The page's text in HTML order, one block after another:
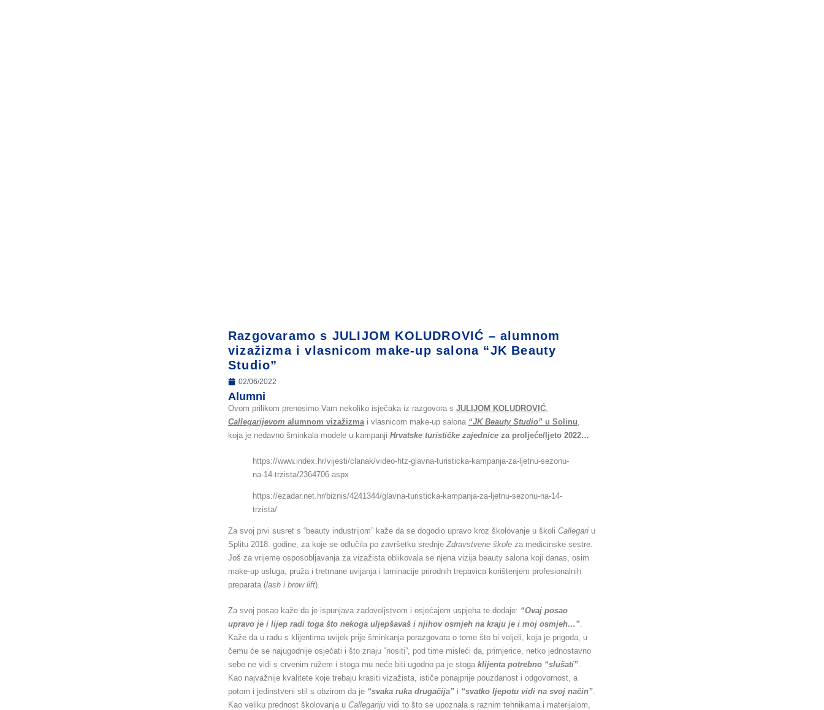
Razgovaramo s JULIJOM KOLUDROVIĆ – alumnom
vizažizma i vlasnicom make-up salona “JK Beauty
Studio”
02/06/2022
Alumni
Ovom prilikom prenosimo Vam nekoliko isječaka iz razgovora s JULIJOM KOLUDROVIĆ,
Callegarijevom alumnom vizažizmai vlasnicom make-up salona “JK Beauty Studio” u Solinu,
koja je nedavno šminkala modele u kampanji Hrvatske turističke zajednice za proljeće/ljeto 2022…
https://www.index.hr/vijesti/clanak/video-htz-glavna-turisticka-kampanja-za-ljetnu-sezonu-
na-14-trzista/2364706.aspx
https://ezadar.net.hr/biznis/4241344/glavna-turisticka-kampanja-za-ljetnu-sezonu-na-14-
trzista/
Za svoj prvi susret s “beauty industrijom” kaže da se dogodio upravo kroz školovanje u školi Callegari u
Splitu 2018. godine, za koje se odlučila po završetku srednje Zdravstvene škole za medicinske sestre.
Još za vrijeme osposobljavanja za vizažista oblikovala se njena vizija beauty salona koji danas, osim
make-up usluga, pruža i tretmane uvijanja i laminacije prirodnih trepavica korištenjem profesionalnih
preparata (lash i brow lift).
Za svoj posao kaže da je ispunjava zadovoljstvom i osjećajem uspjeha te dodaje: “Ovaj posao
upravo je i lijep radi toga što nekoga uljepšavaš i njihov osmjeh na kraju je i moj osmjeh…”.
Kaže da u radu s klijentima uvijek prije šminkanja porazgovara o tome što bi voljeli, koja je prigoda, u
čemu će se najugodnije osjećati i što znaju ˝nositi”, pod time misleći da, primjerice, netko jednostavno
sebe ne vidi s crvenim ružem i stoga mu neće biti ugodno pa je stoga klijenta potrebno “slušati”.
Kao najvažnije kvalitete koje trebaju krasiti vizažista, ističe ponajprije pouzdanost i odgovornost, a
potom i jedinstveni stil s obzirom da je “svaka ruka drugačija” i “svatko ljepotu vidi na svoj način”.
Kao veliku prednost školovanja u Callegariju vidi to što se upoznala s raznim tehnikama i materijalom,